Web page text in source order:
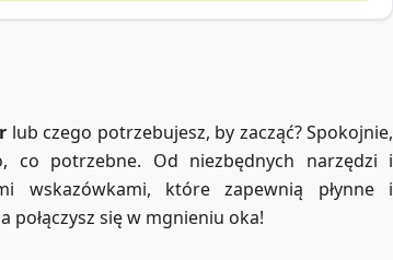
lub czego potrzebujesz, by zacząć? Spokojnie,
co potrzebne. Od niezbędnych narzędzi i
wskazówkami, które zapewnią płynne i
połączysz się w mgnieniu oka!